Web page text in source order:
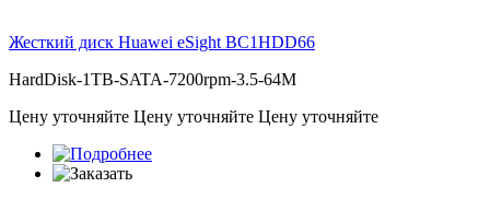
Жесткий диск Huawei eSight BC1HDD66
HardDisk-1TB-SATA-7200rpm-3.5-64M
Цену уточняйте Цену уточняйте Цену уточняйте